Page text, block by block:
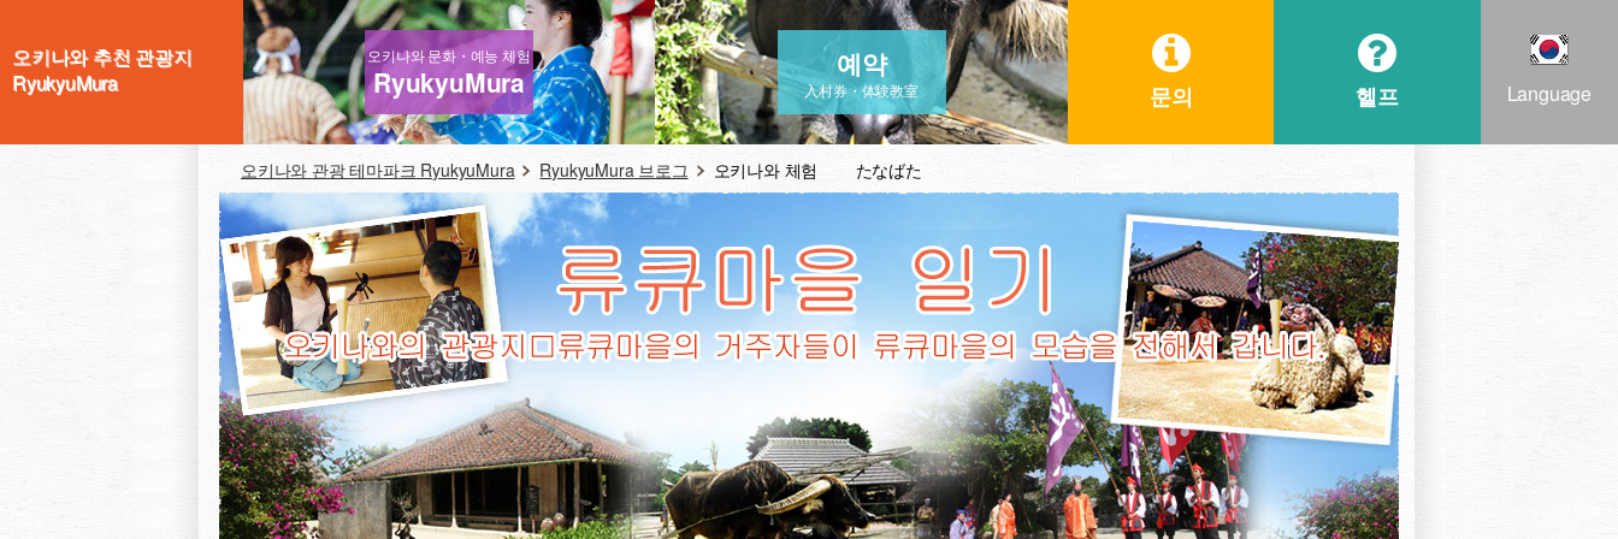
오키나와 추천 관광지
RyukyuMura
오키나와 문화・예능 체험
RyukyuMura
예약
入村券・体験教室 문의 헬프 Language
오키나와 관광 테마파크 RyukyuMura RyukyuMura 브로그 오키나와 체험 たなばた